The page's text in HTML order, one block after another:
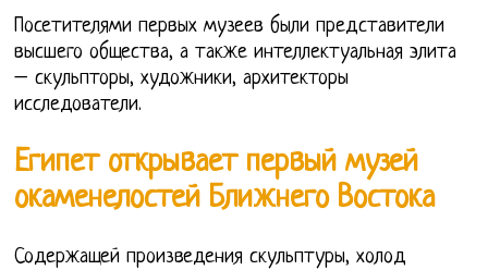
Посетителями первых музеев были представители
высшего общества, а также интеллектуальная элита
– скульпторы, художники, архитекторы
исследователи.
Египет открывает первый музей
окаменелостей Ближнего Востока
Содержащей произведения скульптуры, холод